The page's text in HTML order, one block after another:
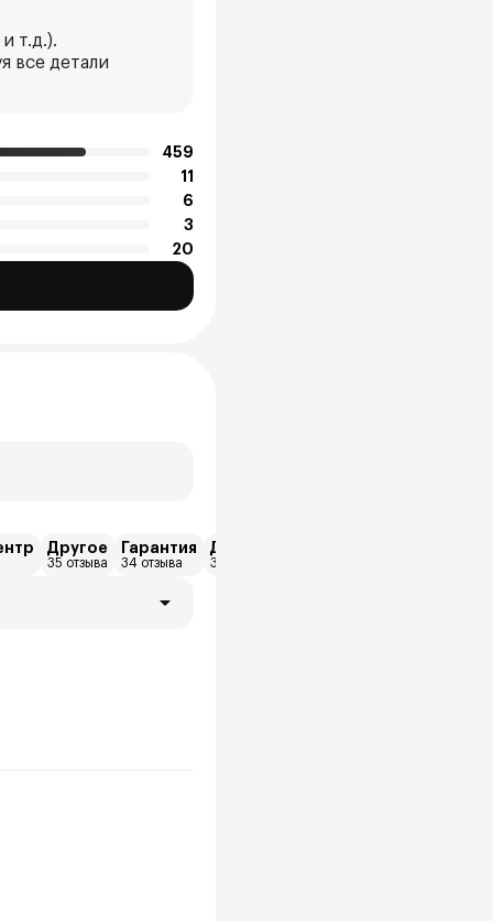
т.д.).
все детали
459
11
6
3
20
Другое
35 отзыва
Гарантия
34 отзыва
Диагностика
33 отзыва